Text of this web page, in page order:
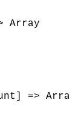
Array
=> Array